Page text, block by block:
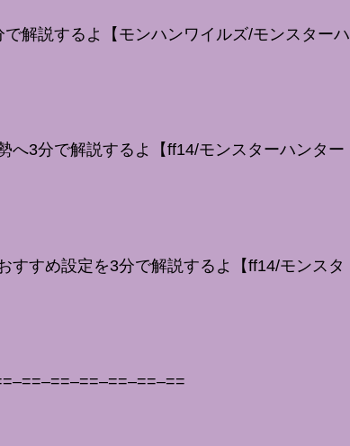
解説するよ【モンハンワイルズ/モンスターハ
へ3分で解説するよ【ff14/モンスターハンター
すすめ設定を3分で解説するよ【ff14/モンスタ